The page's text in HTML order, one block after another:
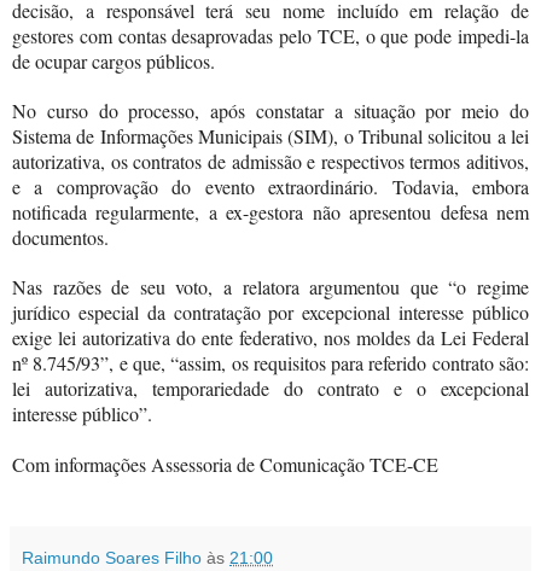
decisão, a responsável terá seu nome incluído em relação de
gestores com contas desaprovadas pelo TCE, o que pode impedi-la
de ocupar cargos públicos.
No curso do processo, após constatar a situação por meio do
Sistema de Informações Municipais (SIM), o Tribunal solicitou a lei
autorizativa, os contratos de admissão e respectivos termos aditivos,
e a comprovação do evento extraordinário. Todavia, embora
notificada regularmente, a ex-gestora não apresentou defesa nem
documentos.
Nas razões de seu voto, a relatora argumentou que “o regime
jurídico especial da contratação por excepcional interesse público
exige lei autorizativa do ente federativo, nos moldes da Lei Federal
nº 8.745/93”, e que, “assim, os requisitos para referido contrato são:
lei autorizativa, temporariedade do contrato e o excepcional
interesse público”.
Com informações Assessoria de Comunicação TCE-CE
Raimundo Soares Filho às 21:00